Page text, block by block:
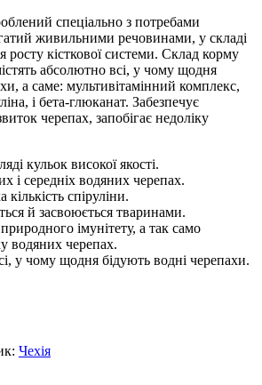
спеціально з потребами
живильними речовинами, у складі
росту кісткової системи. Склад корму
абсолютно всі, у чому щодня
а саме: мультивітамінний комплекс,
і бета-глюканат. Забезпечує
черепах, запобігає недоліку
кульок високої якості.
і середніх водяних черепах.
спіруліни.
й засвоюється тваринами.
імунітету, а так само
водяних черепах.
у чому щодня бідують водні черепахи.
Чехія